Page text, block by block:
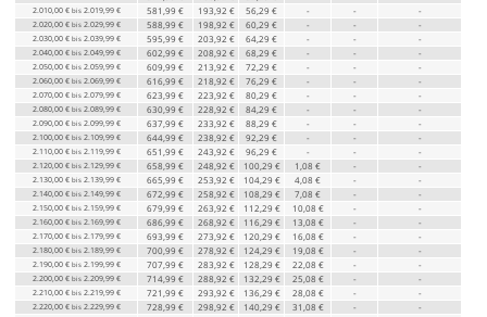
2.010,00 € bis 2.019,99 € 581,99 € 193,92 € 56,29 € - - -
2.020,00 € bis 2.029,99 € 588,99 € 198,92 € 60,29 € - - -
2.030,00 € bis 2.039,99 € 595,99 € 203,92 € 64,29 € - - -
2.040,00 € bis 2.049,99 € 602,99 € 208,92 € 68,29 € - - -
2.050,00 € bis 2.059,99 € 609,99 € 213,92 € 72,29 € - - -
2.060,00 € bis 2.069,99 € 616,99 € 218,92 € 76,29 € - - -
2.070,00 € bis 2.079,99 € 623,99 € 223,92 € 80,29 € - - -
2.080,00 € bis 2.089,99 € 630,99 € 228,92 € 84,29 € - - -
2.090,00 € bis 2.099,99 € 637,99 € 233,92 € 88,29 € - - -
2.100,00 € bis 2.109,99 € 644,99 € 238,92 € 92,29 € - - -
2.110,00 € bis 2.119,99 € 651,99 € 243,92 € 96,29 € - - -
2.120,00 € bis 2.129,99 € 658,99 € 248,92 € 100,29 € 1,08 € - -
2.130,00 € bis 2.139,99 € 665,99 € 253,92 € 104,29 € 4,08 € - -
2.140,00 € bis 2.149,99 € 672,99 € 258,92 € 108,29 € 7,08 € - -
2.150,00 € bis 2.159,99 € 679,99 € 263,92 € 112,29 € 10,08 € - -
2.160,00 € bis 2.169,99 € 686,99 € 268,92 € 116,29 € 13,08 € - -
2.170,00 € bis 2.179,99 € 693,99 € 273,92 € 120,29 € 16,08 € - -
2.180,00 € bis 2.189,99 € 700,99 € 278,92 € 124,29 € 19,08 € - -
2.190,00 € bis 2.199,99 € 707,99 € 283,92 € 128,29 € 22,08 € - -
2.200,00 € bis 2.209,99 € 714,99 € 288,92 € 132,29 € 25,08 € - -
2.210,00 € bis 2.219,99 € 721,99 € 293,92 € 136,29 € 28,08 € - -
2.220,00 € bis 2.229,99 € 728,99 € 298,92 € 140,29 € 31,08 € - -